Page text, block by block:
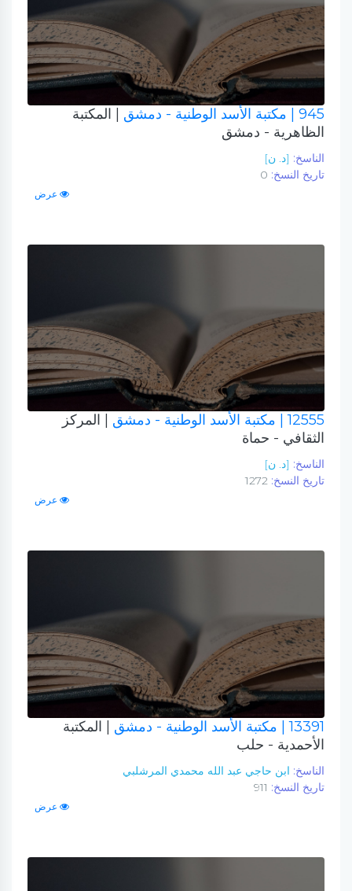
945 | مكتبة الأسد الوطنية - دمشق
| المكتبة
الظاهرية - دمشق
الناسخ: [د. ن]
تاريخ النسخ:
عرض
12555 | مكتبة الأسد الوطنية - دمشق
| المركز
الثقافي - حماة
الناسخ: [د. ن]
تاريخ النسخ:
عرض
13391 | مكتبة الأسد الوطنية - دمشق | المكتبة
الأحمدية - حلب
الناسخ: ابن حاجي عبد الله محمدي المرشلبي
تاريخ النسخ:
عرض